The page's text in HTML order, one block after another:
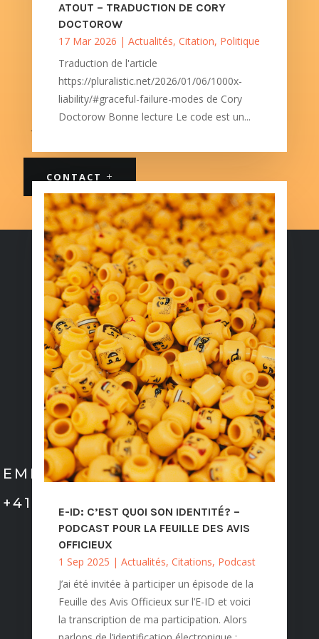
ATOUT – TRADUCTION DE CORY
DOCTOROW
17 Mar 2026 | Actualités, Citation, Politique
Traduction de l'article
https://pluralistic.net/2026/01/06/1000x-
liability/#graceful-failure-modes de Cory
Doctorow Bonne lecture Le code est un...
E-ID: C’EST QUOI SON IDENTITÉ? –
PODCAST POUR LA FEUILLE DES AVIS
OFFICIEUX
1 Sep 2025 | Actualités, Citations, Podcast
J’ai été invitée à participer un épisode de la
Feuille des Avis Officieux sur l’E-ID et voici
la transcription de ma participation. Alors
Transition informatique ?
Incompréhension entre clients et
informaticiens ?
Enjeux éthique de la transition numérique ?
Je suis à votre disposition
CONTACT
TRADUCTEUR GEEK <-> HUMAIN
EMMANUELLE
GERMOND
CONSULTANTE
INFORMATIQUE
EMMANUELLE@EGERMOND.CH
+41 (0)76 822 36 69
MES ENGAGEMENTS